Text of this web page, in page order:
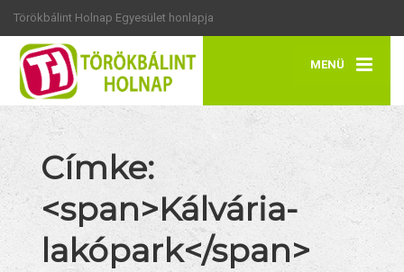
Törökbálint Holnap Egyesület honlapja
MENÜ
Címke:
<span>Kálvária-
lakópark</span>